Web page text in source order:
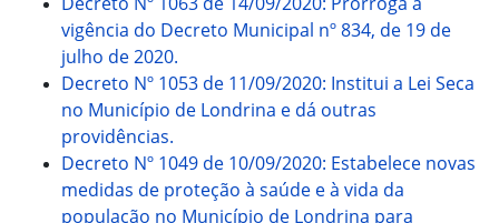
vigência do Decreto Municipal nº 834, de 19 de
julho de 2020.
Decreto Nº 1053 de 11/09/2020: Institui a Lei Seca
no Município de Londrina e dá outras
providências.
Decreto Nº 1049 de 10/09/2020: Estabelece novas
medidas de proteção à saúde e à vida da
população no Município de Londrina para